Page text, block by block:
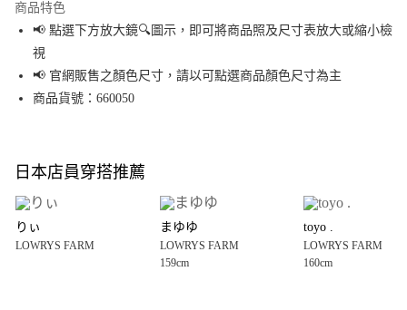
Apple Pay
街口支付
悠遊付
全盈+PAY
大哥付你分期
【大哥付你分期使用說明】
1.本服務由台灣大哥大提供，台灣大哥大用戶可立即使用無須另外申請。
2.付款方式選擇「大哥付你分期」，訂單成立後會自動跳轉到大哥付的交易
AFTEE先享後付
商品特色
📢 點選下方放大鏡🔍圖示，即可將商品照及尺寸表放大或縮小檢
視
📢 官網販售之顏色尺寸，請以可點選商品顏色尺寸為主
商品貨號：660050
日本店員穿搭推薦
りぃ
LOWRYS FARM
まゆゆ
LOWRYS FARM
159cm
toyo .
LOWRYS FARM
160cm